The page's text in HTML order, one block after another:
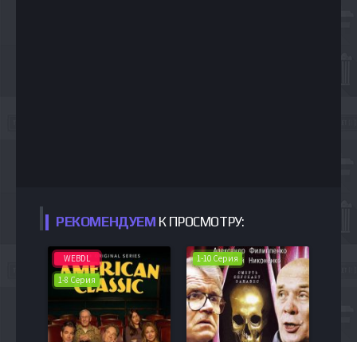
РЕКОМЕНДУЕМ К ПРОСМОТРУ:
WEBDL
1-8 Серия
1-10 Серия